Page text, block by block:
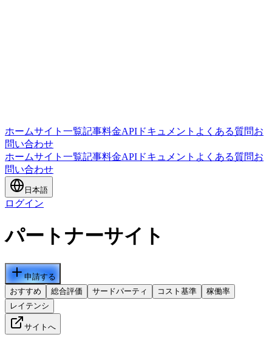
ホームサイト一覧記事料金APIドキュメント よくある質問お
問い合わせ
ホームサイト一覧記事料金APIドキュメント よくある質問お
問い合わせ
日本語
ログイン
パートナーサイト
申請する
おすすめ
総合評価 サードパーティ コスト基準
稼働率
レイテンシ
サイトへ